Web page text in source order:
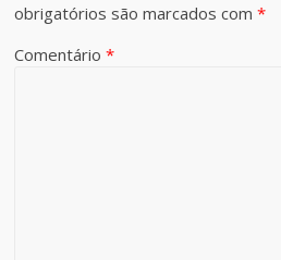
obrigatórios são marcados com*
Comentário*